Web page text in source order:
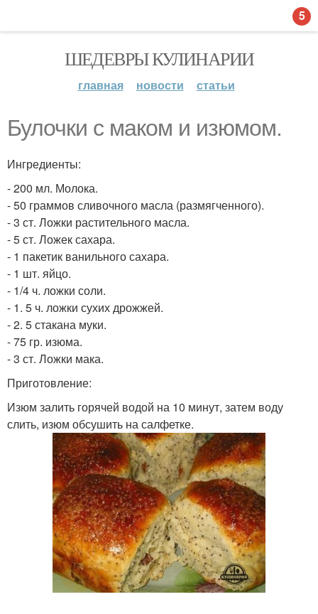
ШЕДЕВРЫ КУЛИНАРИИ
главная новости статьи
Булочки с маком и изюмом.
Ингредиенты:
- 200 мл. Молока.
- 50 граммов сливочного масла (размягченного).
- 3 ст. Ложки растительного масла.
- 5 ст. Ложек сахара.
- 1 пакетик ванильного сахара.
- 1 шт. яйцо.
- 1/4 ч. ложки соли.
- 1. 5 ч. ложки сухих дрожжей.
- 2. 5 стакана муки.
- 75 гр. изюма.
- 3 ст. Ложки мака.
Приготовление:
Изюм залить горячей водой на 10 минут, затем воду
слить, изюм обсушить на салфетке.
5